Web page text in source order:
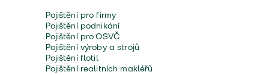
Pojištění pro firmy
Pojištění podnikání
Pojištění pro OSVČ
Pojištění výroby a strojů
Pojištění flotil
Pojištění realitních makléřů